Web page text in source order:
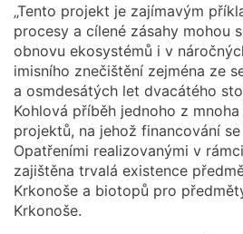
„Tento projekt je zajímavým
procesy a cílené zásahy mohou
obnovu ekosystémů i v
imisního znečištění zejména ze
a osmdesátých let dvacátého
Kohlová příběh jednoho z
projektů, na jehož financování se
Opatřeními realizovanými v
zajištěna trvalá existence
Krkonoše a biotopů pro
Krkonoše.